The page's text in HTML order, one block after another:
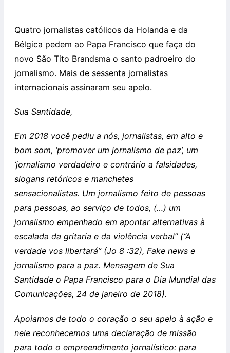
Quatro jornalistas católicos da Holanda e da
Bélgica pedem ao Papa Francisco que faça do
novo São Tito Brandsma o santo padroeiro do
jornalismo. Mais de sessenta jornalistas
internacionais assinaram seu apelo.
Sua Santidade,
Em 2018 você pediu a nós, jornalistas, em alto e
bom som, ‘promover um jornalismo de paz’, um
‘jornalismo verdadeiro e contrário a falsidades,
slogans retóricos e manchetes
sensacionalistas. Um jornalismo feito de pessoas
para pessoas, ao serviço de todos, (…) um
jornalismo empenhado em apontar alternativas à
escalada da gritaria e da violência verbal” (“A
verdade vos libertará” (Jo 8 :32), Fake news e
jornalismo para a paz. Mensagem de Sua
Santidade o Papa Francisco para o Dia Mundial das
Comunicações, 24 de janeiro de 2018).
Apoiamos de todo o coração o seu apelo à ação e
nele reconhecemos uma declaração de missão
para todo o empreendimento jornalístico: para